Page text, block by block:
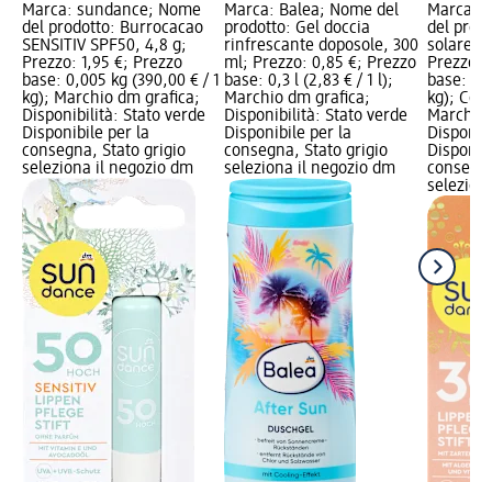
Marca: sundance; Nome
del prodotto: Burrocacao
SENSITIV SPF50, 4,8 g;
Prezzo: 1,95 €; Prezzo
base: 0,005 kg (390,00 € / 1
kg); Marchio dm grafica;
Disponibilità: Stato verde
Disponibile per la
consegna, Stato grigio
seleziona il negozio dm
Marca: Balea; Nome del
prodotto: Gel doccia
rinfrescante doposole, 300
ml; Prezzo: 0,85 €; Prezzo
base: 0,3 l (2,83 € / 1 l);
Marchio dm grafica;
Disponibilità: Stato verde
Disponibile per la
consegna, Stato grigio
seleziona il negozio dm
Marca:
del
solare
Prezzo:
base:
kg);
Marchio